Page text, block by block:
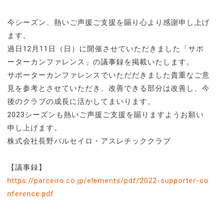
今シーズン、熱いご声援ご支援を賜り心より感謝申し上げ
ます。
過日12月11日（日）に開催させていただきました「サポ
ーターカンファレンス」の議事録を掲載いたします。
サポーターカンファレンスでいただだきました貴重なご意
見を参考とさせていただき、改善できる部分は改善し、今
後のクラブの成長に活かしてまいります。
2023シーズンも熱いご声援ご支援を賜りますようお願い
申し上げます。
株式会社長野パルセイロ・アスレチッククラブ
【議事録】
https://parceiro.co.jp/elements/pdf/2022-supporter-co
nference.pdf